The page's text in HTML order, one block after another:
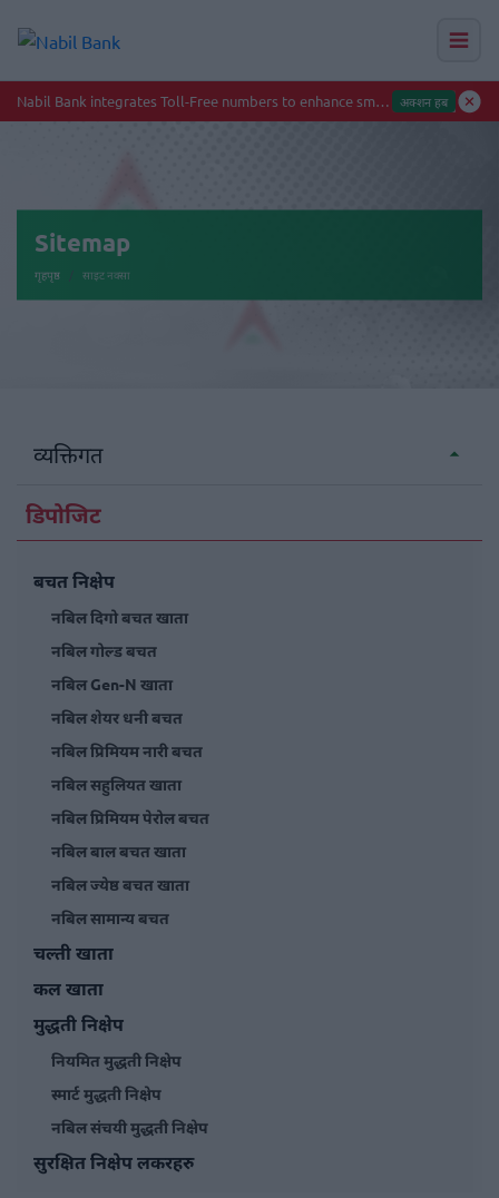
Sitemap
गृहपृष्ठ साइट नक्सा
व्यक्तिगत
डिपोजिट
बचत निक्षेप
नबिल दिगो बचत खाता
नबिल गोल्ड बचत
नबिल Gen-N खाता
नबिल शेयर धनी बचत
नबिल प्रिमियम नारी बचत
नबिल सहुलियत खाता
नबिल प्रिमियम पेरोल बचत
नबिल बाल बचत खाता
नबिल ज्येष्ठ बचत खाता
नबिल सामान्य बचत
चल्ती खाता
कल खाता
मुद्धती निक्षेप
नियमित मुद्धती निक्षेप
स्मार्ट मुद्धती निक्षेप
नबिल संचयी मुद्धती निक्षेप
सुरक्षित निक्षेप लकरहरु